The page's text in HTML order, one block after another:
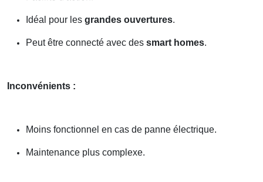
Idéal pour les grandes ouvertures.
Peut être connecté avec des smart homes.
Inconvénients :
Moins fonctionnel en cas de panne électrique.
Maintenance plus complexe.